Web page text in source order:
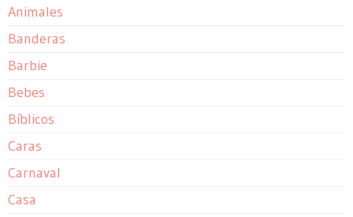
Animales
Banderas
Barbie
Bebes
Bíblicos
Caras
Carnaval
Casa